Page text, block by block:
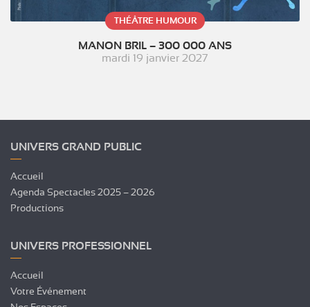
THÉÂTRE HUMOUR
MANON BRIL – 300 000 ANS
mardi 19 janvier 2027
UNIVERS GRAND PUBLIC
Accueil
Agenda Spectacles 2025 – 2026
Productions
UNIVERS PROFESSIONNEL
Accueil
Votre Événement